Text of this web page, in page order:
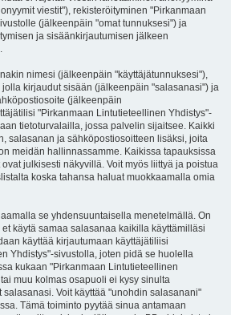
viestit"), rekisteröityminen "Pirkanmaan
(jälkeenpäin "omat tunnuksesi") ja
ja sisäänkirjautumisen jälkeen
nimesi (jälkeenpäin "käyttäjätunnuksesi"),
kirjaudut sisään (jälkeenpäin "salasanasi") ja
(jälkeenpäin
"Pirkanmaan Lintutieteellinen Yhdistys"-
tietoturvalailla, jossa palvelin sijaitsee. Kaikki
salasanan ja sähköpostiosoitteen lisäksi, joita
meidän hallinnassamme. Kaikissa tapauksissa
julkisesti näkyvillä. Voit myös liittyä ja poistua
koska tahansa haluat muokkaamalla omia
se yhdensuuntaisella menetelmällä. On
käytä samaa salasanaa kaikilla käyttämilläsi
käyttää kirjautumaan käyttäjätiliisi
Yhdistys"-sivustolla, joten pidä se huolella
kukaan "Pirkanmaan Lintutieteellinen
muu kolmas osapuoli ei kysy sinulta
Voit käyttää "unohdin salasanani"
Tämä toiminto pyytää sinua antamaan